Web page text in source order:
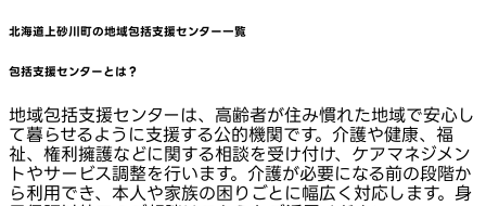
北海道上砂川町の地域包括支援センター一覧
包括支援センターとは？
地域包括支援センターは、高齢者が住み慣れた地域で安心し
て暮らせるように支援する公的機関です。介護や健康、福
祉、権利擁護などに関する相談を受け付け、ケアマネジメン
トやサービス調整を行います。介護が必要になる前の段階か
ら利用でき、本人や家族の困りごとに幅広く対応します。身